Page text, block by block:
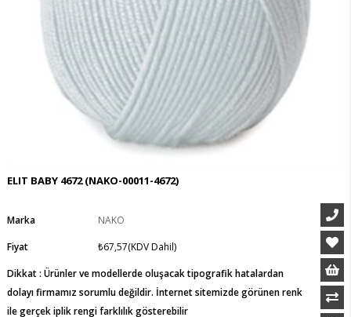
ELIT BABY 4672(NAKO-00011-4672)
Marka
NAKO
Fiyat
₺67,57(KDV Dahil)
Dikkat : Ürünler ve modellerde oluşacak tipografik hatalardan
dolayı firmamız sorumlu değildir. İnternet sitemizde görünen renk
ile gerçek iplik rengi farklılık gösterebilir